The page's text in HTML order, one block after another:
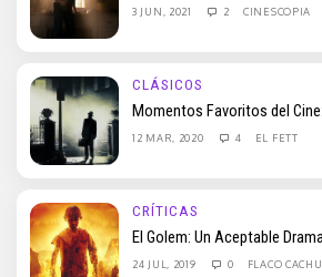
3 JUN, 2021 2 CINESCOPIA
CLÁSICOS
Momentos Favoritos del
12 MAR, 2020 4 EL FETT
CRÍTICAS
El Golem: Un Aceptable
24 JUL, 2019 0 FLACO